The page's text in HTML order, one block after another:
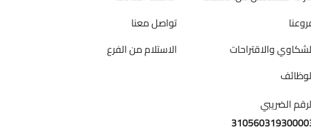
تواصل معنا
والاقتراحات
الاستلام من الفرع
الضريبي